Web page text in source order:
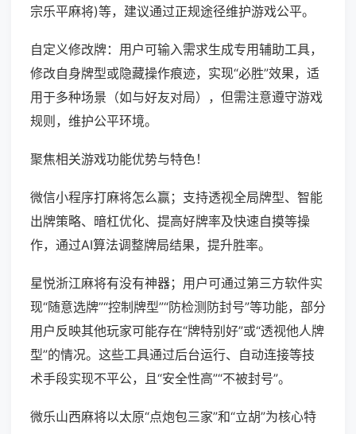
宗乐平麻将)等，建议通过正规途径维护游戏公平。
自定义修改牌：用户可输入需求生成专用辅助工具，
修改自身牌型或隐藏操作痕迹，实现“必胜”效果，适
用于多种场景（如与好友对局），但需注意遵守游戏
规则，维护公平环境。
聚焦相关游戏功能优势与特色！
微信小程序打麻将怎么赢；支持透视全局牌型、智能
出牌策略、暗杠优化、提高好牌率及快速自摸等操
作，通过AI算法调整牌局结果，提升胜率。
星悦浙江麻将有没有神器；用户可通过第三方软件实
现“随意选牌”“控制牌型”“防检测防封号”等功能，部分
用户反映其他玩家可能存在“牌特别好”或“透视他人牌
型”的情况。这些工具通过后台运行、自动连接等技
术手段实现不平公，且“安全性高”“不被封号”。
微乐山西麻将以太原“点炮包三家”和“立胡”为核心特